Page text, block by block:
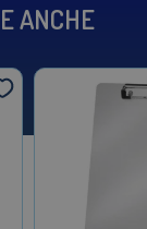
ANCHE